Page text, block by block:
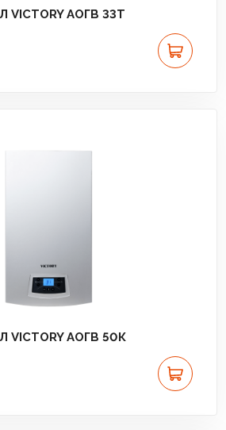
АОГВ 33T
АОГВ 50К